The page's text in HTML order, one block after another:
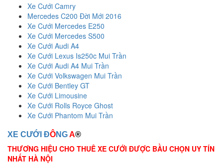
Xe Cưới Camry
Mercedes C200 Đời Mới 2016
Xe Cưới Mercedes E250
Xe Cưới Mercedes S500
Xe Cưới Audi A4
Xe Cưới Lexus Is250c Mui Trần
Xe Cưới Audi A4 Mui Trần
Xe Cưới Volkswagen Mui Trần
Xe Cưới Bentley GT
Xe Cưới Limousine
Xe Cưới Rolls Royce Ghost
Xe Cưới Phantom Mui Trần
XE CƯỚI ĐÔNGA®
THƯƠNG HIỆU CHO THUÊ XE CƯỚI ĐƯỢC BẦU CHỌN UY TÍN
NHẤT HÀ NỘI